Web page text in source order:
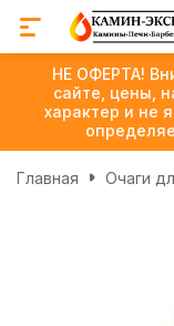
НЕ ОФЕРТА!
сайте, цены,
характер и не
Главная Очаги